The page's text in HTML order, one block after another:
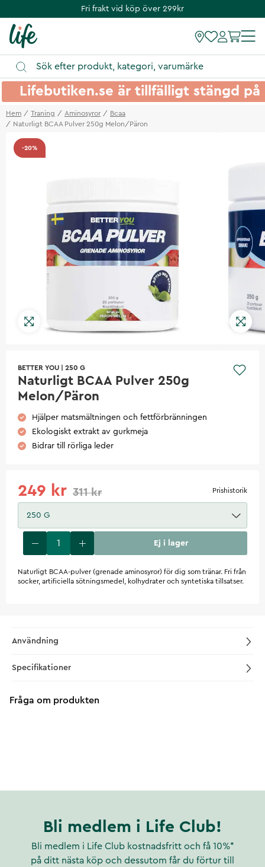
Fri frakt vid köp över 299kr
Lifebutiken.se är tillfälligt stängd
Hem Traning Aminosyror
Bcaa
Naturligt BCAA Pulver 250g Melon/Päron
-20%
BETTER YOU 250 G
Naturligt BCAA Pulver 250g
Melon/Päron
Hjälper matsmältningen och fettförbränningen
Ekologiskt extrakt av gurkmeja
Bidrar till rörliga leder
249 kr 311 kr Prishistorik
250 G
Ej i lager
Naturligt BCAA-pulver (grenade aminosyror) för dig som tränar. Fri från
socker, artificiella sötningsmedel, kolhydrater och syntetiska tillsatser.
Användning
Specifikationer
Fråga om produkten
Bli medlem i Life Club!
Bli medlem i Life Club kostnadsfritt och få 10%*
på ditt nästa köp och dessutom får du förtur till